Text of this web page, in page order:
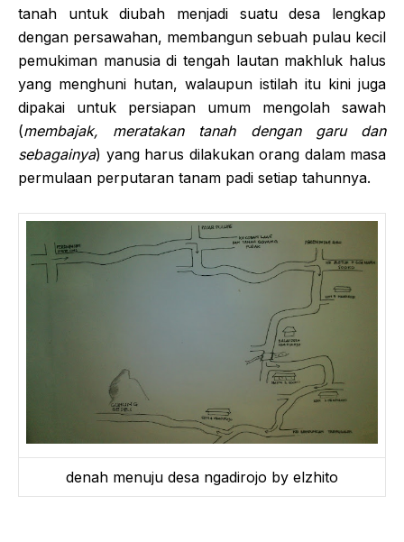
tanah untuk diubah menjadi suatu desa lengkap
dengan persawahan, membangun sebuah pulau kecil
pemukiman manusia di tengah lautan makhluk halus
yang menghuni hutan, walaupun istilah itu kini juga
dipakai untuk persiapan umum mengolah sawah
(membajak, meratakan tanah dengan garu dan
sebagainya) yang harus dilakukan orang dalam masa
permulaan perputaran tanam padi setiap tahunnya.
denah menuju desa ngadirojo by elzhito